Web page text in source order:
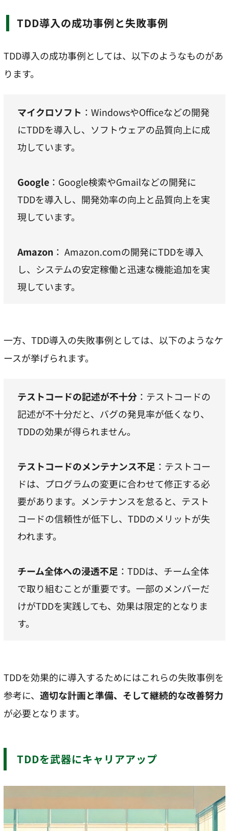
TDD導入の成功事例と失敗事例
TDD導入の成功事例としては、以下のようなものがあ
ります。
マイクロソフト ：WindowsやOfficeなどの開発
にTDDを導入し、ソフトウェアの品質向上に成
功しています。
Google：Google検索やGmailなどの開発に
TDDを導入し、開発効率の向上と品質向上を実
現しています。
Amazon： Amazon.comの開発にTDDを導入
し、システムの安定稼働と迅速な機能追加を実
現しています。
一方、TDD導入の失敗事例としては、以下のようなケ
ースが挙げられます。
テストコードの記述が不十分：テストコードの
記述が不十分だと、バグの発見率が低くなり、
TDDの効果が得られません。
テストコードのメンテナンス不足：テストコー
ドは、プログラムの変更に合わせて修正する必
要があります。メンテナンスを怠ると、テスト
コードの信頼性が低下し、TDDのメリットが失
われます。
チーム全体への浸透不足：TDDは、チーム全体
で取り組むことが重要です。一部のメンバーだ
けがTDDを実践しても、効果は限定的となりま
す。
TDDを効果的に導入するためにはこれらの失敗事例を
参考に、 適切な計画と準備、そして継続的な改善努力
が必要となります。
TDDを武器にキャリアアップ